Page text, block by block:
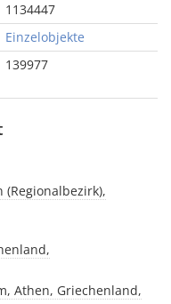
1134447
Einzelobjekte
139977
Athen, Griechenland,